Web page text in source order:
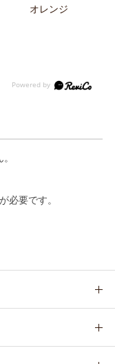
オレンジ
が必要です。